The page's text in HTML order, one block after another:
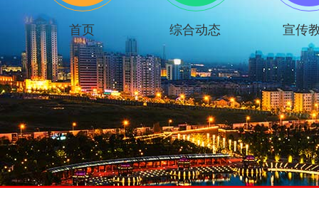
首页 综合动态 宣传